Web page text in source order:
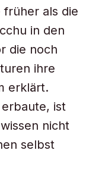
früher als die
in den
die noch
ihre
erklärt.
ist
nicht
selbst